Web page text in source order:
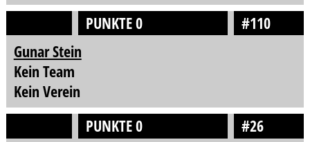
PUNKTE 0
#110
Gunar Stein
Kein Team
Kein Verein
PUNKTE 0
#26